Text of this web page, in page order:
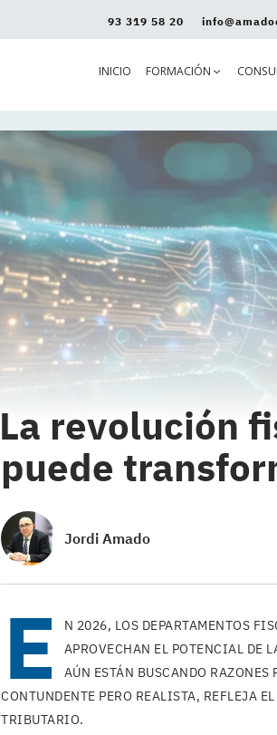
93 319 58 20
INICIO FORMACIÓN
La revolución
puede
Jordi Amado
E
N 2026, LOS DEPARTAMENTOS
APROVECHAN EL POTENCIAL
AÚN ESTÁN BUSCANDO
CONTUNDENTE PERO REALISTA, REFLEJA
TRIBUTARIO.